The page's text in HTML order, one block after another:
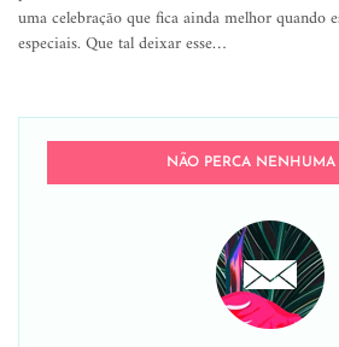
uma celebração que fica ainda melhor quando
especiais. Que tal deixar esse…
NÃO PERCA NENHUMA